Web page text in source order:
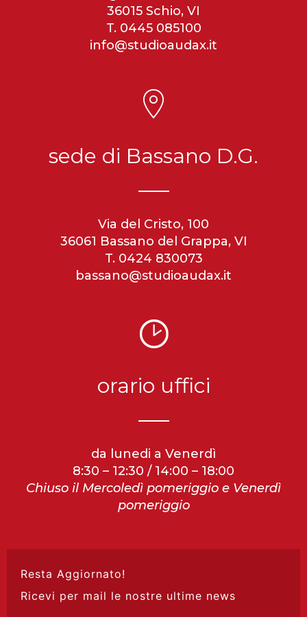
36015 Schio, VI
T. 0445 085100
info@studioaudax.it
sede di Bassano D.G.
Via del Cristo, 100
36061 Bassano del Grappa, VI
T. 0424 830073
bassano@studioaudax.it
orario uffici
da lunedi a Venerdì
8:30 – 12:30 / 14:00 – 18:00
Chiuso il Mercoledì pomeriggio e Venerdì
pomeriggio
Resta Aggiornato!
Ricevi per mail le nostre ultime news